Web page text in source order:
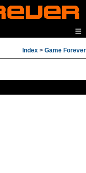
☰
Index > Game Forever